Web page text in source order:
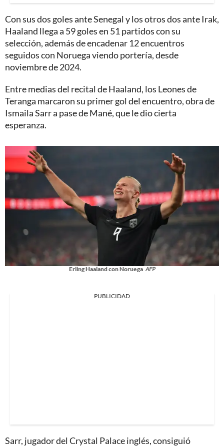
Con sus dos goles ante Senegal y los otros dos ante Irak,
Haaland llega a 59 goles en 51 partidos con su
selección, además de encadenar 12 encuentros
seguidos con Noruega viendo portería, desde
noviembre de 2024.
Entre medias del recital de Haaland, los Leones de
Teranga marcaron su primer gol del encuentro, obra de
Ismaila Sarr a pase de Mané, que le dio cierta
esperanza.
Erling Haaland con Noruega AFP
PUBLICIDAD
Sarr, jugador del Crystal Palace inglés, consiguió